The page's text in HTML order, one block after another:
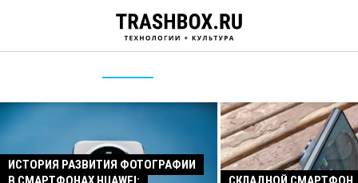
ИСТОРИЯ РАЗВИТИЯ ФОТОГРАФИИ